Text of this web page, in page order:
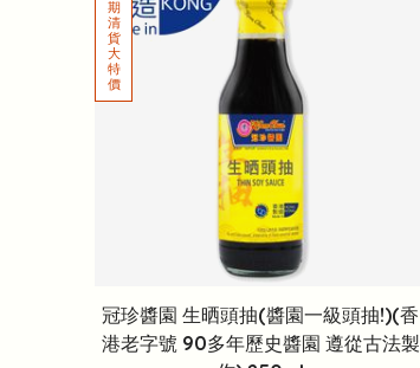
冠珍醬園 生晒頭抽(醬園一級頭抽!)(香
港老字號 90多年歷史醬園 遵從古法製